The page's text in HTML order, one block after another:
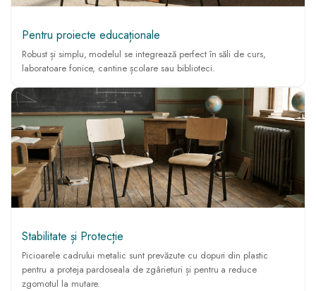
Pentru proiecte educaționale
Robust și simplu, modelul se integrează perfect în săli de curs,
laboratoare fonice, cantine școlare sau biblioteci.
Stabilitate și Protecție
Picioarele cadrului metalic sunt prevăzute cu dopuri din plastic
pentru a proteja pardoseala de zgârieturi și pentru a reduce
zgomotul la mutare.